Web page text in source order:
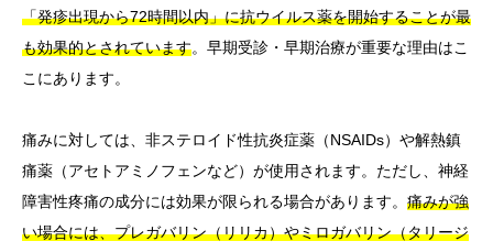
「発疹出現から72時間以内」に抗ウイルス薬を開始することが最
も効果的とされています。早期受診・早期治療が重要な理由はこ
こにあります。
痛みに対しては、非ステロイド性抗炎症薬（NSAIDs）や解熱鎮
痛薬（アセトアミノフェンなど）が使用されます。ただし、神経
障害性疼痛の成分には効果が限られる場合があります。 痛みが強
い場合には、プレガバリン（リリカ）やミロガバリン（タリージ